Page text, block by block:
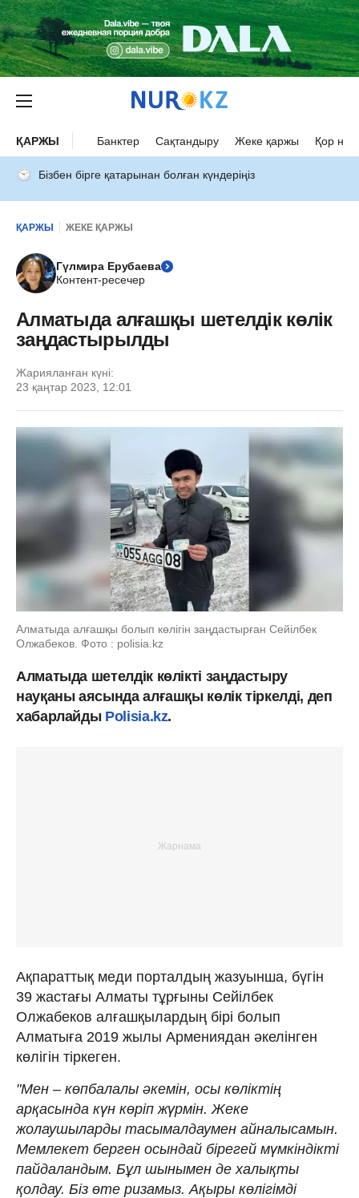
ҚАРЖЫ Банктер Сақтандыру Жеке қаржы Қор
Бізбен бірге қатарынан болған күндеріңіз
ҚАРЖЫ ЖЕКЕ ҚАРЖЫ
Гүлмира Ерубаева
Контент-ресечер
Алматыда алғашқы шетелдік көлік
заңдастырылды
Жарияланған күні:
23 қаңтар 2023, 12:01
Алматыда алғашқы болып көлігін заңдастырған Сейілбек
Олжабеков. Фото : polisia.kz
Алматыда шетелдік көлікті заңдастыру
науқаны аясында алғашқы көлік тіркелді, деп
хабарлайды Polisia.kz.
Ақпараттық меди порталдың жазуынша, бүгін
39 жастағы Алматы тұрғыны Сейілбек
Олжабеков алғашқылардың бірі болып
Алматыға 2019 жылы Армениядан әкелінген
көлігін тіркеген.
"Мен – көпбалалы әкемін, осы көліктің
арқасында күн көріп жүрмін. Жеке
жолаушыларды тасымалдаумен айналысамын.
Мемлекет берген осындай бірегей мүмкіндікті
пайдаландым. Бұл шынымен де халықты
қолдау. Біз өте ризамыз. Ақыры көлігімді